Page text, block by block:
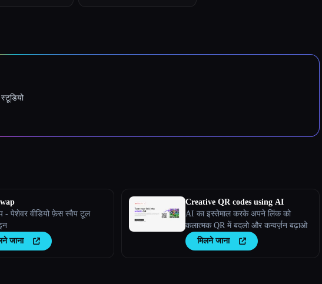
- पेशेवर वीडियो फ़ेस स्वैप टूल
जाना
Creative QR codes using AI
AI का इस्तेमाल करके अपने लिंक को
कलात्मक QR में बदलो और कन्वर्ज़न बढ़ाओ
मिलने जाना